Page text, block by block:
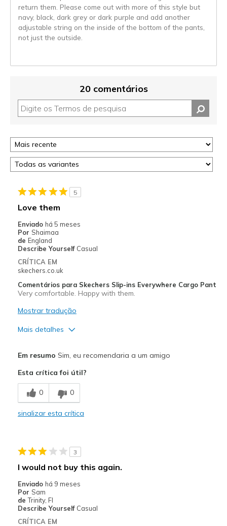
return them. Please come out with more of this style but
navy, black, dark grey or dark purple and add another
adjustable string on the inside of the bottom of the pants,
not just the outside.
20 comentários
5
Love them
Enviado há 5 meses
Por Shaimaa
de England
Describe Yourself Casual
CRÍTICA EM
skechers.co.uk
Comentários para Skechers Slip-ins Everywhere Cargo Pant
Very comfortable. Happy with them.
Mostrar tradução
Mais detalhes
Breathe Well
Comfortable
Travel
Width
Em resumo Sim, eu recomendaria a um amigo
Esta crítica foi útil?
0 0
sinalizar esta crítica
3
I would not buy this again.
Enviado há 9 meses
Por Sam
de Trinity, Fl
Describe Yourself Casual
CRÍTICA EM